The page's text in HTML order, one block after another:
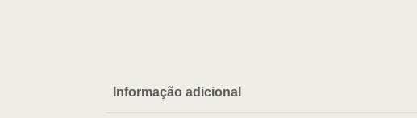
Informação adicional